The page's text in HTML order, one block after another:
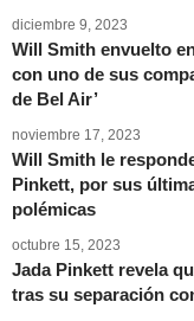
diciembre 9, 2023
Will Smith envuelto
con uno de sus
de Bel Air’
noviembre 17, 2023
Will Smith le
Pinkett, por sus
polémicas
octubre 15, 2023
Jada Pinkett revela
tras su separación